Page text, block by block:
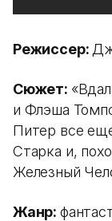
Режиссер:
Сюжет:
и Флэша
Питер все
Старка и,
Железный
Жанр: